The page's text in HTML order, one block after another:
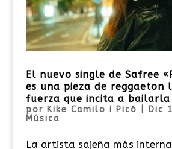
El nuevo single de Safree
es una pieza de reggaeton
fuerza que incita a bailarla
por Kike Camilo i Picó Dic
Música
La artista sajeña más